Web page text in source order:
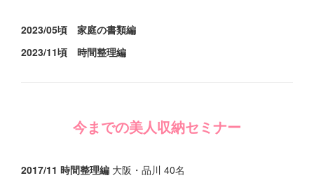
2023/05頃 家庭の書類編
2023/11頃 時間整理編
今までの美人収納セミナー
2017/11 時間整理編 大阪・品川 40名